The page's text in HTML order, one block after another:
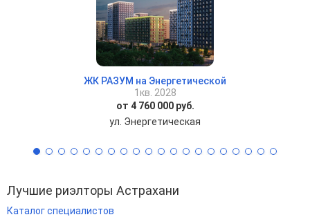
ЖК РАЗУМ на Энергетической
1кв. 2028
от 4 760 000 руб.
ул. Энергетическая
Лучшие риэлторы Астрахани
Каталог специалистов